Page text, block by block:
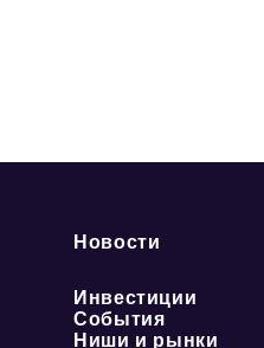
Новости
Инвестиции
События
Ниши и рынки